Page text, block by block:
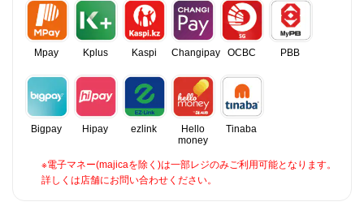
Mpay Kplus Kaspi Changipay OCBC PBB
Bigpay Hipay ezlink
Hello
money
Tinaba
※電子マネー(majicaを除く)は一部レジのみご利用可能となります。
詳しくは店舗にお問い合わせください。